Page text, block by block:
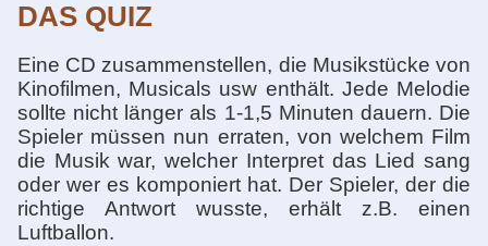
HOCHZEITSBRÄUCHE
LUSTIGE SPIELE
NEUE HOCHZEITSSPIELE
HOCHZEITSGESCHENKE
DAS QUIZ
Eine CD zusammenstellen, die Musikstücke von
Kinofilmen, Musicals usw enthält. Jede Melodie
sollte nicht länger als 1-1,5 Minuten dauern. Die
Spieler müssen nun erraten, von welchem Film
die Musik war, welcher Interpret das Lied sang
oder wer es komponiert hat. Der Spieler, der die
richtige Antwort wusste, erhält z.B. einen
Luftballon.